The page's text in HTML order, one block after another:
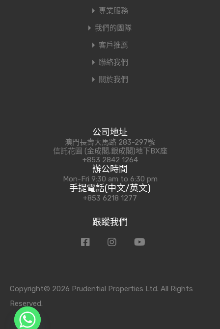
專業服務
我們的團隊
客戶推薦
聯絡我們
關於我們
公司地址
澳門長壽大馬路 283-297號
信託花園 (金成閣,銀成閣)地下BX座
+853 2842 1264
辦公時間
Mon-Fri 9:30 am to 6:30 pm
手提電話(中文/英文)
+853 6218 1277
跟蹤我們
Copyright© 2026 Prudential Properties Ltd. All Rights
Reserved.